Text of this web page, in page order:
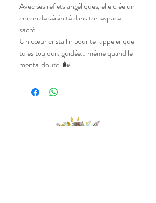
Avec ses reflets angéliques, elle crée un
cocon de sérénité dans ton espace
sacré.
Un cœur cristallin pour te rappeler que
tu es toujours guidée… même quand le
mental doute. 🌬️